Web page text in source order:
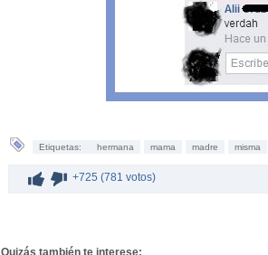
Etiquetas: hermana mama madre misma
+725 (781 votos)
Quizás también te interese: